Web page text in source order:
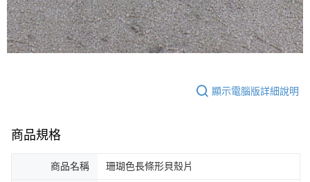
※ 交易是否成功請以「AFTEE先享後付 」之結帳頁面顯示為準，若有關於
是否繳費成功／繳費後需取消欲退款等相關疑問，請聯繫「AFTEE先享後付
客戶支援中心」https://netprotections.freshdesk.com/support/home
【注意事項】
３．未成年的使用者請事先徵得法定代理人或監護人之同意方可使用
「AFTEE先享後付」，若未經同意申辦者引起之損失，本公司不負相關責
４．使用「AFTEE先享後付」時，將依據個別帳號之用戶狀況，依本公司即
付款後7-11取貨
每筆NT$70，滿NT$2,500(含以上)免運費
宅配 (可指定時間)
顯示電腦版詳細說明
商品規格
商品名稱 珊瑚色長條形貝殼片